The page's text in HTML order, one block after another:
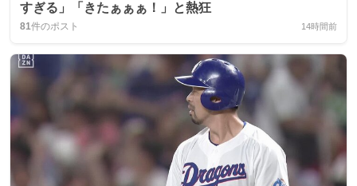
すぎる」「きたぁぁぁ！」と熱狂
81件のポスト 14時間前